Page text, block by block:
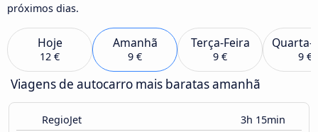
próximos dias.
Hoje
12 €
Amanhã
9 €
Terça-Feira
9 €
Quarta-
9 €
Viagens de autocarro mais baratas amanhã
RegioJet 3h 15min